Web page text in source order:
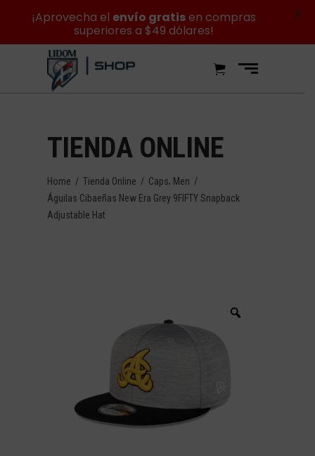
TIENDA ONLINE
Home / Tienda Online / Caps, Men /
Águilas Cibaeñas New Era Grey 9FIFTY Snapback
Adjustable Hat
¡Aprovecha el envío gratisen compras
superiores a $49 dólares!
X